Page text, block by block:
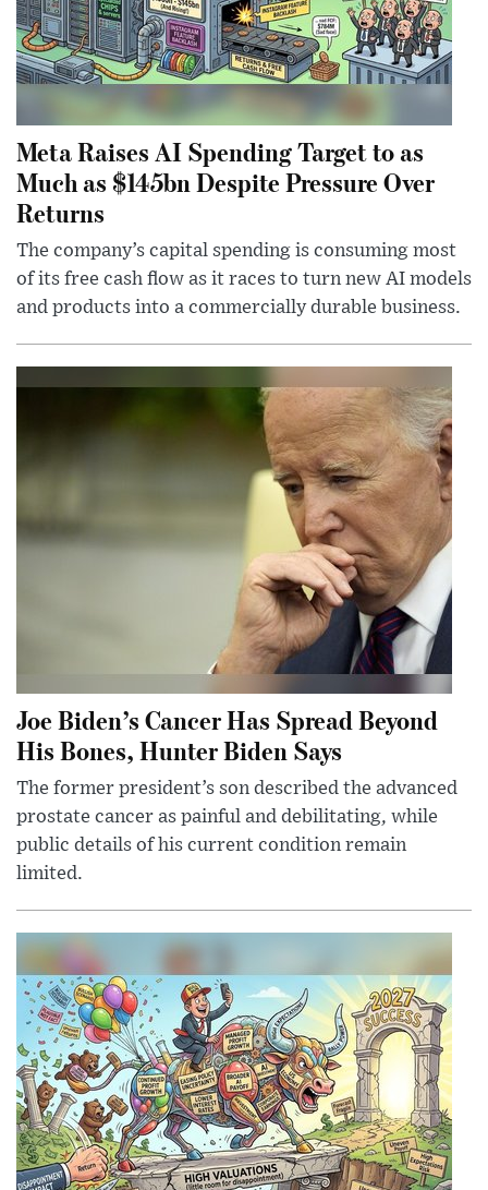
Meta Raises AI Spending Target to as
Much as $145bn Despite Pressure Over
Returns
The company’s capital spending is consuming most
of its free cash flow as it races to turn new AI models
and products into a commercially durable business.
Joe Biden’s Cancer Has Spread Beyond
His Bones, Hunter Biden Says
The former president’s son described the advanced
prostate cancer as painful and debilitating, while
public details of his current condition remain
limited.